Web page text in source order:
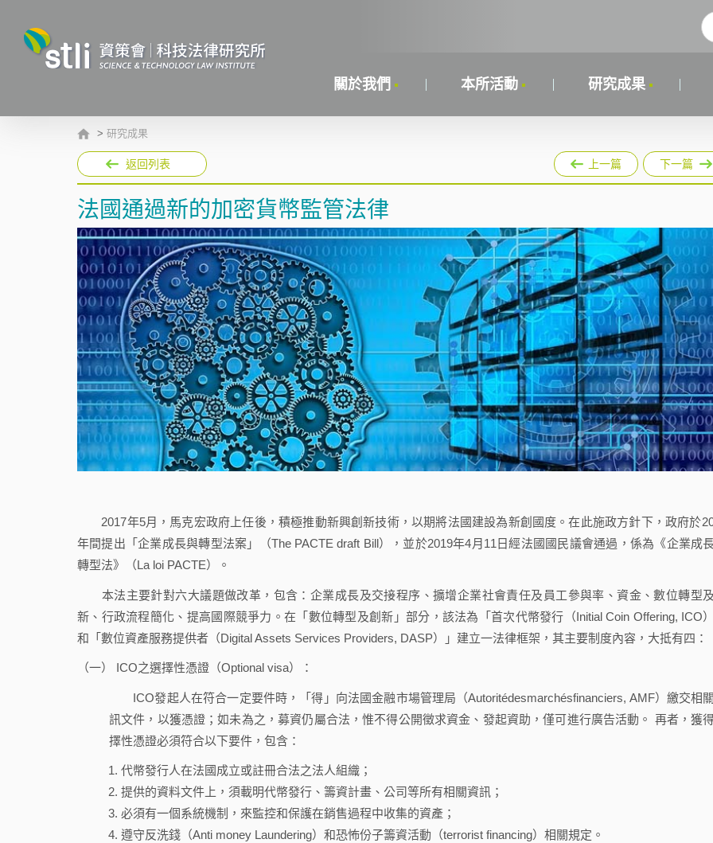
關於我們 本所活動 研究成果
> 研究成果
返回列表 上一篇 下一篇
法國通過新的加密貨幣監管法律
2017年5月，馬克宏政府上任後，積極推動新興創新技術，以期將法國建設為新創國度。在此施政方針下，政府於
年間提出「企業成長與轉型法案」（The PACTE draft Bill），並於2019年4月11日經法國國民議會通過，係為《企業成
轉型法》（La loi PACTE）。
本法主要針對六大議題做改革，包含：企業成長及交接程序、擴增企業社會責任及員工參與率、資金、數位轉型
新、行政流程簡化、提高國際競爭力。在「數位轉型及創新」部分，該法為「首次代幣發行（Initial Coin Offering, ICO
和「數位資產服務提供者（Digital Assets Services Providers, DASP）」建立一法律框架，其主要制度內容，大抵有四：
（一） ICO之選擇性憑證（Optional visa）：
ICO發起人在符合一定要件時，「得」向法國金融市場管理局（Autoritédesmarchésfinanciers, AMF）繳交相
訊文件，以獲憑證；如未為之，募資仍屬合法，惟不得公開徵求資金、發起資助，僅可進行廣告活動。 再者，獲
擇性憑證必須符合以下要件，包含：
代幣發行人在法國成立或註冊合法之法人組織；
提供的資料文件上，須載明代幣發行、籌資計畫、公司等所有相關資訊；
必須有一個系統機制，來監控和保護在銷售過程中收集的資產；
遵守反洗錢（Anti money Laundering）和恐怖份子籌資活動（terrorist financing）相關規定。